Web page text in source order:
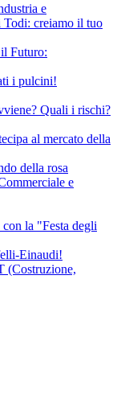
e
creiamo il tuo
Futuro:
i pulcini!
Quali i rischi?
al mercato della
della rosa
e
la "Festa degli
Einaudi!
(Costruzione,